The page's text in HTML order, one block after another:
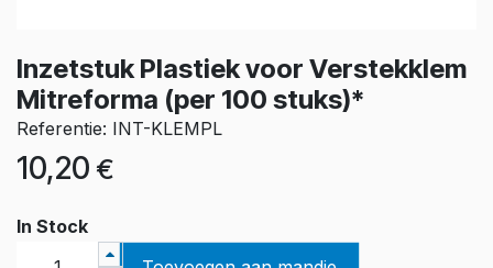
Inzetstuk Plastiek voor Verstekklem
Mitreforma (per 100 stuks)*
Referentie: INT-KLEMPL
10,20 €
In Stock